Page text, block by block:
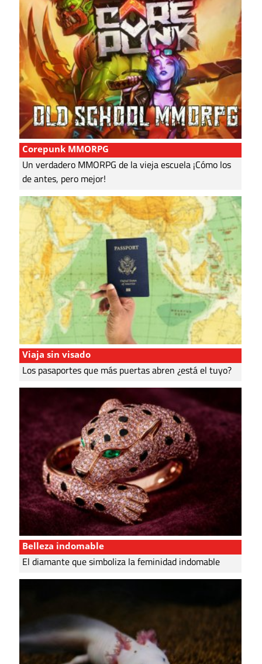
Corepunk MMORPG
Un verdadero MMORPG de la vieja escuela ¡Cómo los
de antes, pero mejor!
Viaja sin visado
Los pasaportes que más puertas abren ¿está el tuyo?
Belleza indomable
El diamante que simboliza la feminidad indomable